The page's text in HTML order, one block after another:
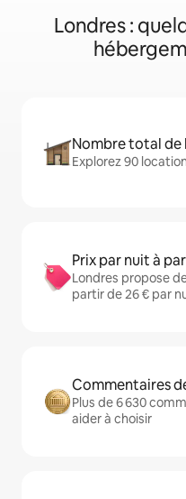
Londres :
Nombre total de
Explorez 90
Prix par nuit à
Londres propose
partir de 26 € par
Commentaires
Plus de 6 630
aider à choisir